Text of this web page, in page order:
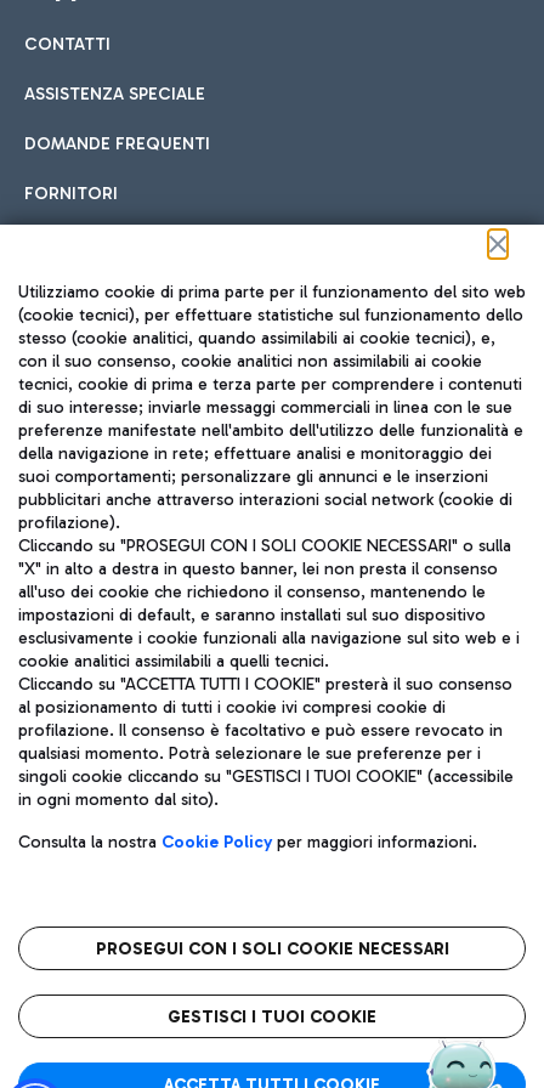
Cucina Internazionale
Fast Food
Pizza
Gelateria
Wine Bar & Sparkling
Hotel in aeroporto
Scegli l'alloggio più adatto e approfitta della vicinanza
all'aeroporto.
Car sharing
Con il Car Sharing è ancora più facile spostarsi
Treno
Raggiungi velocemente l'aeroporto di Fiumicino da Roma
tramite i servizi ferroviari Trenitalia.
Autobus
Scopri le linee di autobus per raggiungere l'aeroporto
Leonardo Da Vinci.
Raggiungi l’aeroporto senza pensieri con il servizio di taxi a
Ristoranti
Scopri la nostra offerta per una pausa gustosa in aeroporto
Mappa Aeroporto Fiumicino
CONTATTI
ASSISTENZA SPECIALE
DOMANDE FREQUENTI
FORNITORI
Seguici sui social
TRAVEL JOURNAL
ITA
Aeroporti di Roma S.p.A. - Società soggetta a direzione e
coordinamento di Mundys S.p.A.
Codice fiscale e Registro delle Imprese di Roma 13032990155 P.
IVA 06572251004
Capitale sociale 62.224.743,00 int. vers.
Sede legale: Via Pier Paolo Racchetti 1 - 00054 Fiumicino (RM)
telefono +39 06 65951
Privacy policy
Note legali
Roma FCO
L'aeroporto stellato
Utilizziamo cookie di prima parte per il funzionamento del sito web
(cookie tecnici), per effettuare statistiche sul funzionamento dello
stesso (cookie analitici, quando assimilabili ai cookie tecnici), e,
con il suo consenso, cookie analitici non assimilabili ai cookie
tecnici, cookie di prima e terza parte per comprendere i contenuti
di suo interesse; inviarle messaggi commerciali in linea con le sue
preferenze manifestate nell'ambito dell'utilizzo delle funzionalità e
della navigazione in rete; effettuare analisi e monitoraggio dei
suoi comportamenti; personalizzare gli annunci e le inserzioni
pubblicitari anche attraverso interazioni social network (cookie di
profilazione).
Cliccando su "PROSEGUI CON I SOLI COOKIE NECESSARI" o sulla
"X" in alto a destra in questo banner, lei non presta il consenso
all'uso dei cookie che richiedono il consenso, mantenendo le
impostazioni di default, e saranno installati sul suo dispositivo
esclusivamente i cookie funzionali alla navigazione sul sito web e i
cookie analitici assimilabili a quelli tecnici.
Cliccando su "ACCETTA TUTTI I COOKIE" presterà il suo consenso
al posizionamento di tutti i cookie ivi compresi cookie di
profilazione. Il consenso è facoltativo e può essere revocato in
qualsiasi momento. Potrà selezionare le sue preferenze per i
singoli cookie cliccando su "GESTISCI I TUOI COOKIE" (accessibile
in ogni momento dal sito).
Consulta la nostra Cookie Policyper maggiori informazioni.
PROSEGUI CON I SOLI COOKIE NECESSARI
GESTISCI I TUOI COOKIE